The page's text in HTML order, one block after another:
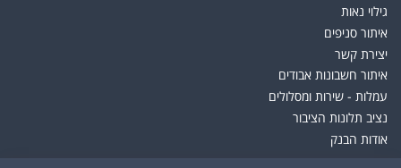
גילוי נאות
איתור סניפים
יצירת קשר
איתור חשבונות אבודים
עמלות - שירות ומסלולים
נציב תלונות הציבור
אודות הבנק